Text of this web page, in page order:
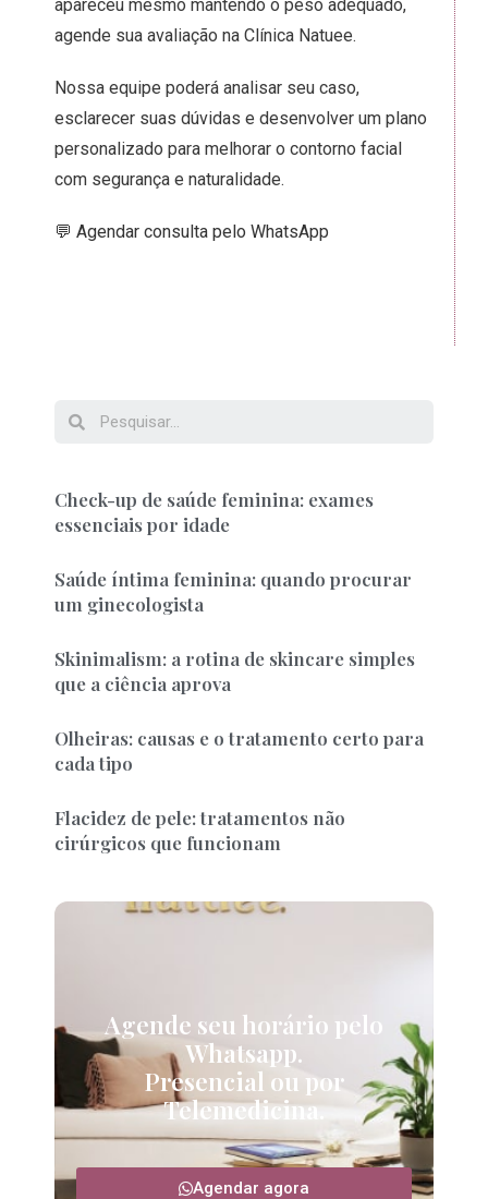
apareceu mesmo mantendo o peso adequado,
agende sua avaliação na Clínica Natuee.
Nossa equipe poderá analisar seu caso,
esclarecer suas dúvidas e desenvolver um plano
personalizado para melhorar o contorno facial
com segurança e naturalidade.
💬 Agendar consulta pelo WhatsApp
Check-up de saúde feminina: exames
essenciais por idade
Saúde íntima feminina: quando procurar
um ginecologista
Skinimalism: a rotina de skincare simples
que a ciência aprova
Olheiras: causas e o tratamento certo para
cada tipo
Flacidez de pele: tratamentos não
cirúrgicos que funcionam
Agende seu horário pelo
Whatsapp.
Presencial ou por
Telemedicina.
Agendar agora